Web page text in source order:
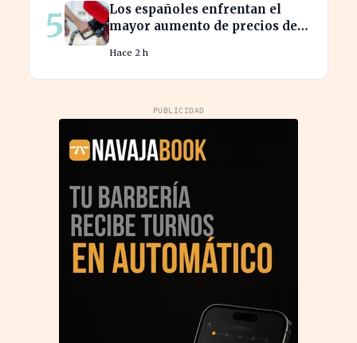
5
Los españoles enfrentan el
mayor aumento de precios de
durante el verano
Hace 2 h
PUBLICIDAD